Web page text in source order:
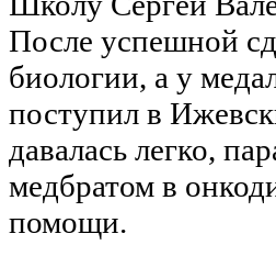
После успешной
биологии, а у
поступил в
давалась легко,
медбратом в
помощи.